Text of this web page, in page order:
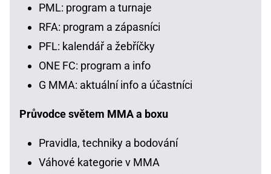
PML: program a turnaje
RFA: program a zápasníci
PFL: kalendář a žebříčky
ONE FC: program a info
G MMA: aktuální info a účastníci
Průvodce světem MMA a boxu
Pravidla, techniky a bodování
Váhové kategorie v MMA